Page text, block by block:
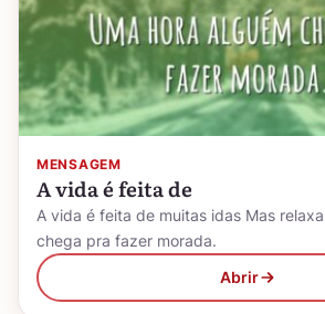
MENSAGEM
A vida é feita de
A vida é feita de muitas idas Mas
chega pra fazer morada.
Abrir